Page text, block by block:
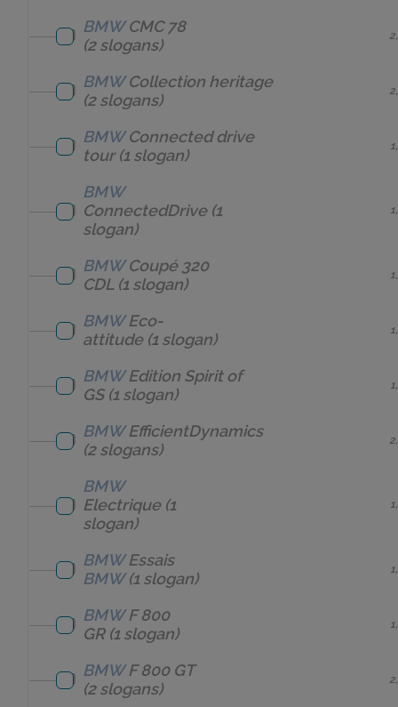
BMW CMC 78
(2 slogans)
BMW Collection heritage
(2 slogans)
BMW Connected drive
tour(1 slogan)
BMW
ConnectedDrive(1
slogan)
BMW Coupé 320
CDL(1 slogan)
BMW Eco-
attitude(1 slogan)
BMW Edition Spirit of
GS(1 slogan)
BMW EfficientDynamics
(2 slogans)
BMW
Electrique(1
slogan)
BMW Essais
BMW(1 slogan)
BMW F 800
GR(1 slogan)
BMW F 800 GT
(2 slogans)